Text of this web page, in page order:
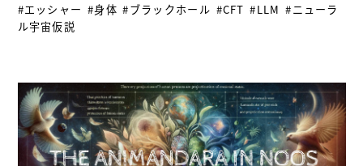
#エッシャー #身体 #ブラックホール #CFT #LLM #ニューラ
ル宇宙仮説